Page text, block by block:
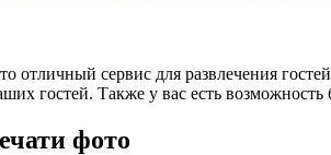
отличный сервис для развлечения
гостей. Также у вас есть
фото